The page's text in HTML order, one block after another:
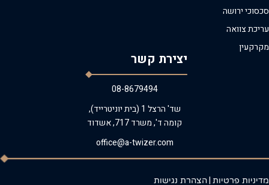
סכסוכי ירושה
עריכת צוואה
מקרקעין
יצירת קשר
08-8679494
שד' הרצל 1 (בית יוניטרייד),
קומה ד', משרד 717, אשדוד
office@a-twizer.com
מדיניות פרטיות |הצהרת נגישות